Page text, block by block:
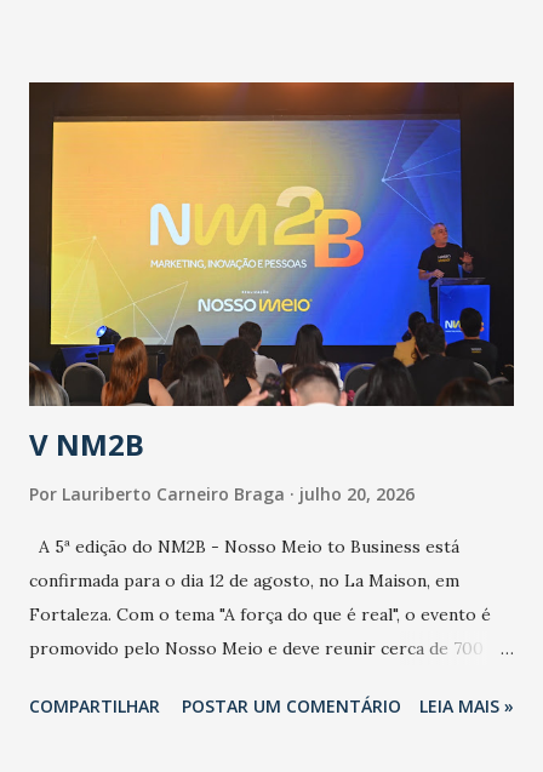
população suspeita e de cuidados com os ambientes
públicos e domiciliares. “Nós não estamos vivendo uma
epidemia comum, como temos em todos os anos, com
aumento de casos de dengue, influenza ou H1N1. Trata-se
de uma epidemia com um vírus diferente, com um poder de
contaminação maior que outros coronavírus”, apontou o
secretário. Segundo ele, é uma epidemia com chance de
contaminação alta, podendo gerar um grande risco à
população e ao sistema de saúde. “Precisamos saber fazer a
estratificação do risco da doença, para não so...
V NM2B
Por Lauriberto Carneiro Braga julho 20, 2026
A 5ª edição do NM2B - Nosso Meio to Business está
confirmada para o dia 12 de agosto, no La Maison, em
Fortaleza. Com o tema "A força do que é real", o evento é
promovido pelo Nosso Meio e deve reunir cerca de 700
e lideranças do Mercado Nacional. Desde 2022, o NM2B
COMPARTILHAR POSTAR UM COMENTÁRIO LEIA MAIS »